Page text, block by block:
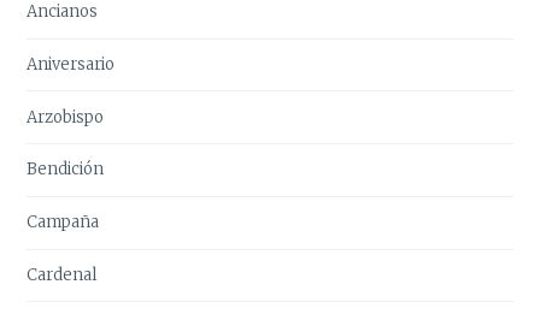
Ancianos
Aniversario
Arzobispo
Bendición
Campaña
Cardenal